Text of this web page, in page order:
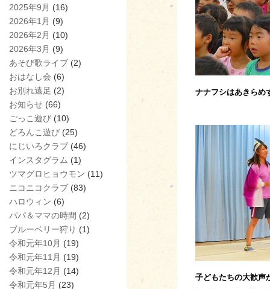
2025年9月 (16)
2026年1月 (9)
2026年2月 (10)
2026年3月 (9)
あそび歌ライブ (2)
おはなし会 (6)
お別れ遠足 (2)
お知らせ (66)
ごっこ遊び (10)
どろんこ遊び (25)
にじいろクラブ (46)
インスタグラム (1)
ツマグロヒョウモン (11)
ニコニコクラブ (83)
ハロウィン (6)
パパ＆ママの時間 (2)
ブルーベリー狩り (1)
令和元年10月 (19)
令和元年11月 (19)
令和元年12月 (14)
令和元年5月 (23)
ナナフシはあきらめ
子どもたちの大歓声